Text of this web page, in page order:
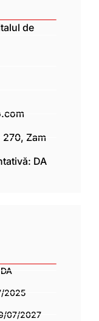
de
Zam
DA
2025
07/2027